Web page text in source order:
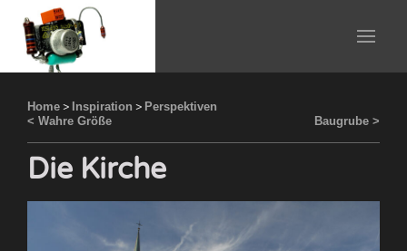
Home > Inspiration > Perspektiven
< Wahre Größe
Baugrube >
Die Kirche